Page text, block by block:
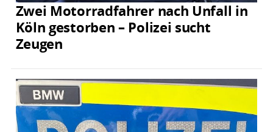
Zwei Motorradfahrer nach Unfall in
Köln gestorben – Polizei sucht
Zeugen